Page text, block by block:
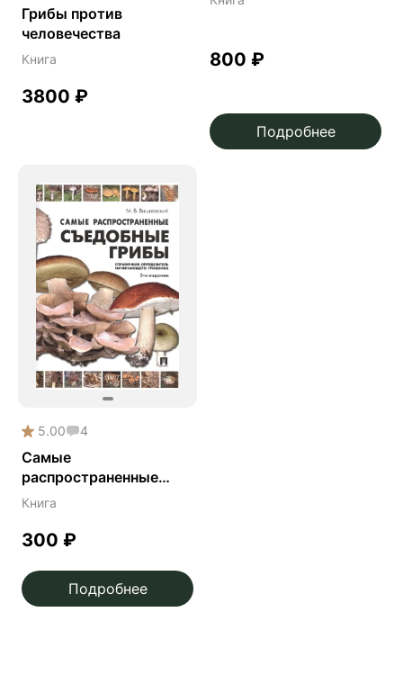
Грибы против
человечества
Книга
3800 ₽
800 ₽
Подробнее
5.00 4
Самые
распространенные
съедобные грибы:
определитель
Книга
300 ₽
Подробнее